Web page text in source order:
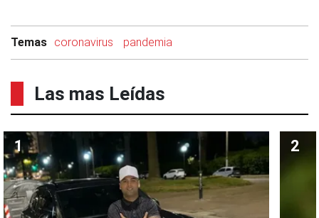
Temas coronavirus pandemia
Las mas Leídas